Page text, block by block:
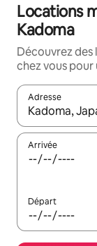
Locations
Kadoma
Découvrez des
chez vous pour
Adresse
Lorsque les
Arrivée
Départ